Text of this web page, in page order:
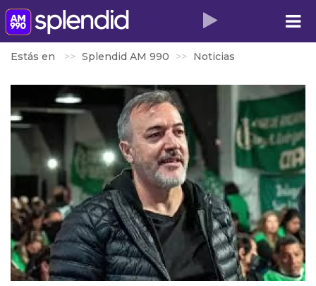
Estás en Splendid AM 990 Noticias